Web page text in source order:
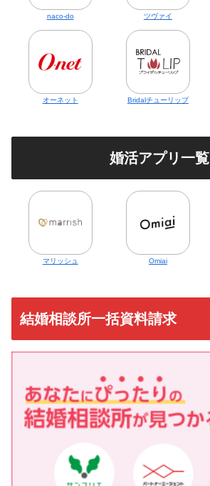
naco-do ツヴァイ
オーネット Bridalチューリップ
婚活アプリ一覧
マリッシュ Omiai
結婚相談所一括資料請求